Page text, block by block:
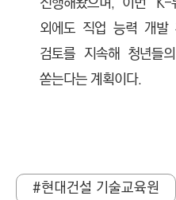
외에도 직업 능력 개
검토를 지속해 청년들
쏟는다는 계획이다.
#현대건설 기술교육원